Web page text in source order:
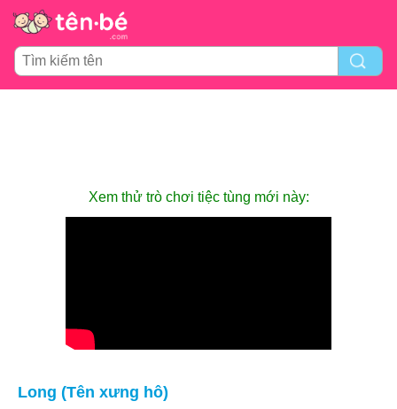
Xem thử trò chơi tiệc tùng mới này:
Long (Tên xưng hô)